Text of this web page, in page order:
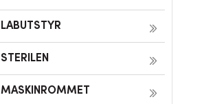
LABUTSTYR
STERILEN
MASKINROMMET